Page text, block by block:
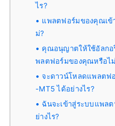
ไร?
แพลตฟอร์มของคุณเข้
ม่?
คุณอนุญาตให้ใช้อัลกอ
พลตฟอร์มของคุณหรือไม่
จะดาวน์โหลดแพลตฟ
-MT5 ได้อย่างไร?
ฉันจะเข้าสู่ระบบแพล
ย่างไร?